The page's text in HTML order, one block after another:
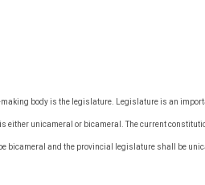
body is the legislature. Legislature is an
either unicameral or bicameral. The current
bicameral and the provincial legislature shall be